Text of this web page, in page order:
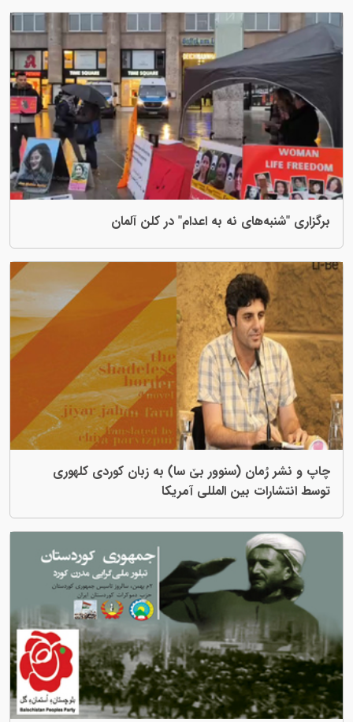
برگزاری "شنبەهای نە بە اعدام" در کلن آلمان
چاپ و نشر رُمان (سنوور بێ سا) بە زبان کوردی کلهوری
توسط انتشارات بین المللی آمریکا